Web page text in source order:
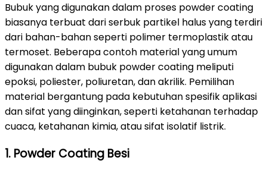
Bubuk yang digunakan dalam proses powder coating
biasanya terbuat dari serbuk partikel halus yang terdiri
dari bahan-bahan seperti polimer termoplastik atau
termoset. Beberapa contoh material yang umum
digunakan dalam bubuk powder coating meliputi
epoksi, poliester, poliuretan, dan akrilik. Pemilihan
material bergantung pada kebutuhan spesifik aplikasi
dan sifat yang diinginkan, seperti ketahanan terhadap
cuaca, ketahanan kimia, atau sifat isolatif listrik.
1. Powder Coating Besi